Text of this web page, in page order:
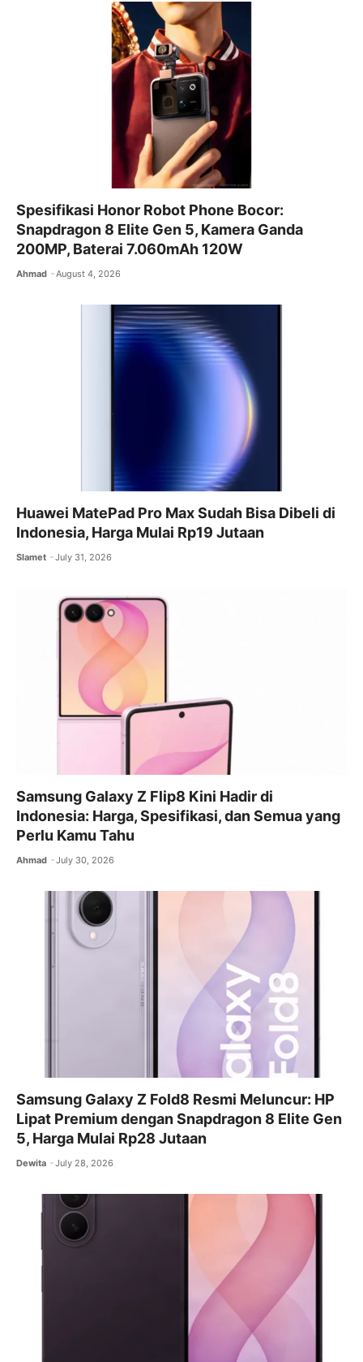
p
p
m
Spesifikasi Honor Robot Phone Bocor:
Snapdragon 8 Elite Gen 5, Kamera Ganda
200MP, Baterai 7.060mAh 120W
Ahmad August 4, 2026
Huawei MatePad Pro Max Sudah Bisa Dibeli di
Indonesia, Harga Mulai Rp19 Jutaan
Slamet July 31, 2026
Samsung Galaxy Z Flip8 Kini Hadir di
Indonesia: Harga, Spesifikasi, dan Semua yang
Perlu Kamu Tahu
Ahmad July 30, 2026
Samsung Galaxy Z Fold8 Resmi Meluncur: HP
Lipat Premium dengan Snapdragon 8 Elite Gen
5, Harga Mulai Rp28 Jutaan
Dewita July 28, 2026